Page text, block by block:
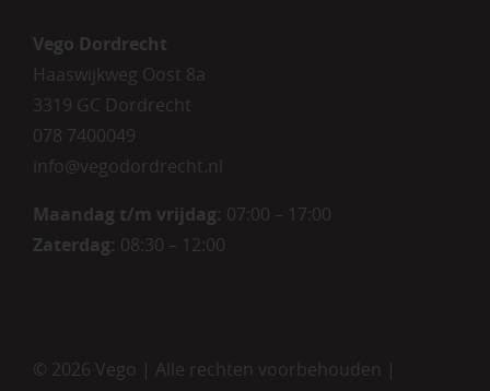
Vego Dordrecht
Haaswijkweg Oost 8a
3319 GC Dordrecht
078 7400049
info@vegodordrecht.nl
Maandag t/m vrijdag: 07:00 – 17:00
Zaterdag: 08:30 – 12:00
© 2026 Vego | Alle rechten voorbehouden |